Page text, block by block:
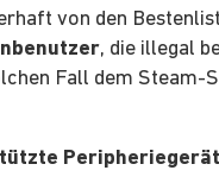
von den
, die illegal
Fall dem Steam-